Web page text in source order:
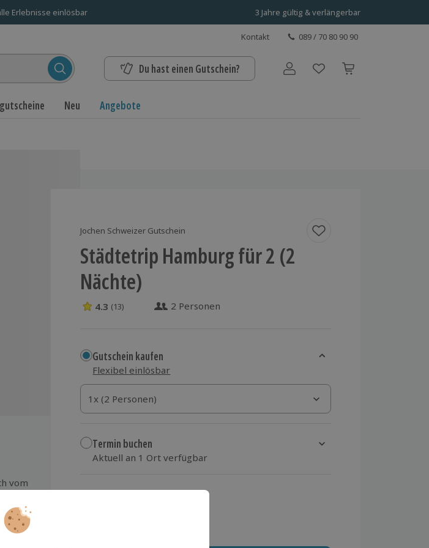
Erlebnisse einlösbar 3 Jahre gültig & verlängerbar
Kontakt 089 / 70 80 90 90
Du hast einen Gutschein? Benutzerkonto
Neu Angebote
Jochen Schweizer Gutschein
Städtetrip Hamburg für 2 (2
Nächte)
4.3 Sterne von 5 aus 13 Bewertungen
4.3 (13) 2 Personen
Gutschein kaufen
Flexibel einlösbar
1x (2 Personen)
1x (2 Personen)
1x (2 Personen)
Termin buchen
Aktuell an 1 Ort verfügbar
vom